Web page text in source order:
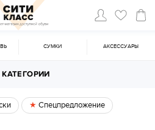
CУМКИ АКСЕССУАРЫ
КАТЕГОРИИ
Спецпредложение